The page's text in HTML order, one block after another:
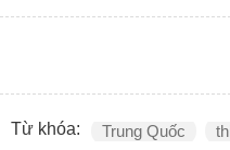
Từ khóa: Trung Quốc